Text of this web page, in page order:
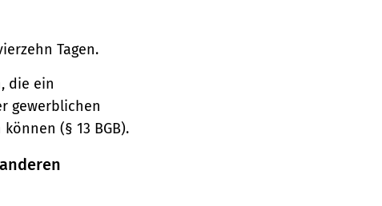
Tagen.
die ein
gewerblichen
(§ 13 BGB).